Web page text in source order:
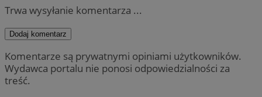
Trwa wysyłanie komentarza ...
Dodaj komentarz
Komentarze są prywatnymi opiniami użytkowników.
Wydawca portalu nie ponosi odpowiedzialności za
treść.